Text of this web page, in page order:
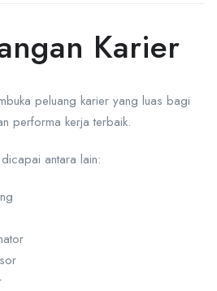
Karier
peluang karier yang luas bagi
performa kerja terbaik.
antara lain: